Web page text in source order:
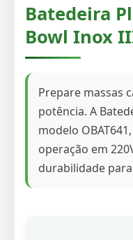
Batedeira
Bowl Inox
Prepare massas
potência. A
modelo
operação em
durabilidade